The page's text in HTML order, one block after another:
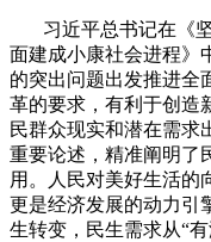
习近平总书记在《
面建成小康社会进程》
的突出问题出发推进全
革的要求，有利于创造
民群众现实和潜在需求
重要论述，精准阐明了
用。人民对美好生活的
更是经济发展的动力引
生转变，民生需求从“